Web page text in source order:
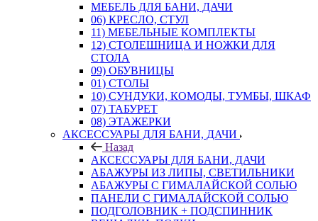
МЕБЕЛЬ ДЛЯ БАНИ, ДАЧИ
06) КРЕСЛО, СТУЛ
11) МЕБЕЛЬНЫЕ КОМПЛЕКТЫ
12) СТОЛЕШНИЦА И НОЖКИ ДЛЯ
СТОЛА
09) ОБУВНИЦЫ
01) СТОЛЫ
10) СУНДУКИ, КОМОДЫ, ТУМБЫ, ШКАФ
07) ТАБУРЕТ
08) ЭТАЖЕРКИ
АКСЕССУАРЫ ДЛЯ БАНИ, ДАЧИ
Назад
АКСЕССУАРЫ ДЛЯ БАНИ, ДАЧИ
АБАЖУРЫ ИЗ ЛИПЫ, СВЕТИЛЬНИКИ
АБАЖУРЫ С ГИМАЛАЙСКОЙ СОЛЬЮ
ПАНЕЛИ С ГИМАЛАЙСКОЙ СОЛЬЮ
ПОДГОЛОВНИК + ПОДСПИННИК